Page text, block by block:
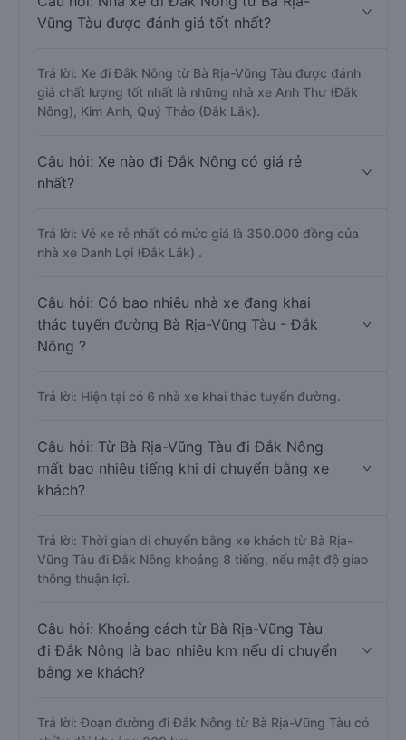
Vũng Tàu được đánh giá tốt nhất?
Trả lời: Xe đi Đắk Nông từ Bà Rịa-Vũng Tàu được đánh
giá chất lượng tốt nhất là những nhà xe Anh Thư (Đắk
Nông), Kim Anh, Quý Thảo (Đắk Lắk).
Câu hỏi: Xe nào đi Đắk Nông có giá rẻ
nhất?
Trả lời: Vé xe rẻ nhất có mức giá là 350.000 đồng của
nhà xe Danh Lợi (Đắk Lắk) .
Câu hỏi: Có bao nhiêu nhà xe đang khai
thác tuyến đường Bà Rịa-Vũng Tàu - Đắk
Nông ?
Trả lời: Hiện tại có 6 nhà xe khai thác tuyến đường.
Câu hỏi: Từ Bà Rịa-Vũng Tàu đi Đắk Nông
mất bao nhiêu tiếng khi di chuyển bằng xe
khách?
Trả lời: Thời gian di chuyển bằng xe khách từ Bà Rịa-
Vũng Tàu đi Đắk Nông khoảng 8 tiếng, nếu mật độ giao
thông thuận lợi.
Câu hỏi: Khoảng cách từ Bà Rịa-Vũng Tàu
đi Đắk Nông là bao nhiêu km nếu di chuyển
bằng xe khách?
Trả lời: Đoạn đường đi Đắk Nông từ Bà Rịa-Vũng Tàu có